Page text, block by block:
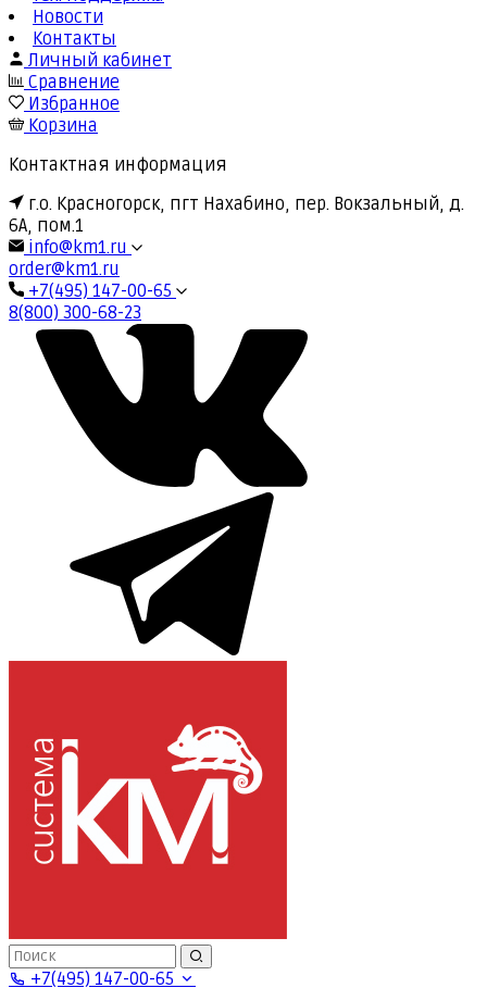
Новости
Контакты
Личный кабинет
Сравнение
Избранное
Корзина
Контактная информация
г.о. Красногорск, пгт Нахабино, пер. Вокзальный, д.
6А, пом.1
info@km1.ru
order@km1.ru
+7(495) 147-00-65
8(800) 300-68-23
+7(495) 147-00-65